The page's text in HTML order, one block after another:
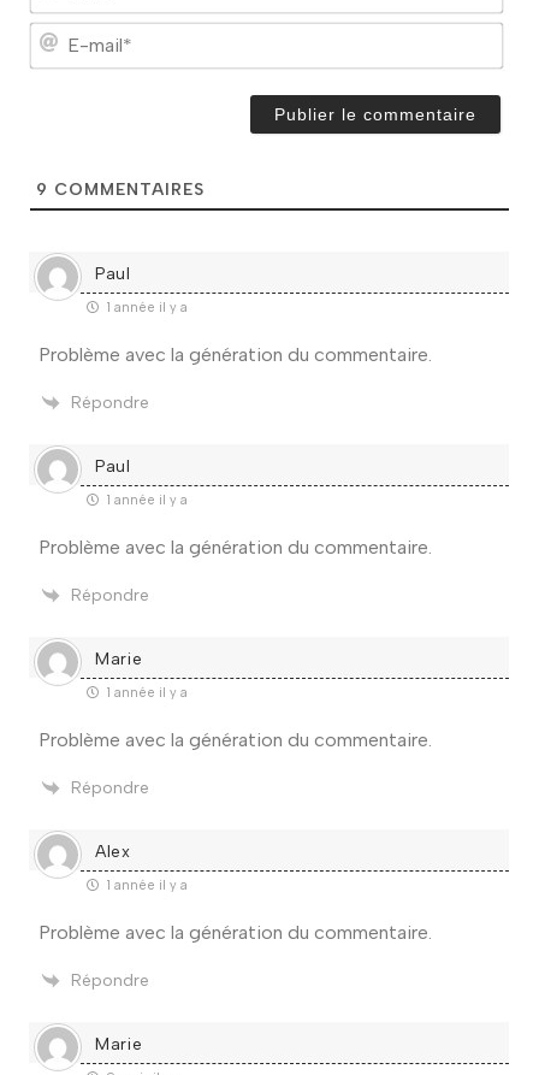
m
9 COMMENTAIRES
Paul
1 année il y a
Problème avec la génération du commentaire.
Répondre
Paul
1 année il y a
Problème avec la génération du commentaire.
Répondre
Marie
1 année il y a
Problème avec la génération du commentaire.
Répondre
Alex
1 année il y a
Problème avec la génération du commentaire.
Répondre
Marie